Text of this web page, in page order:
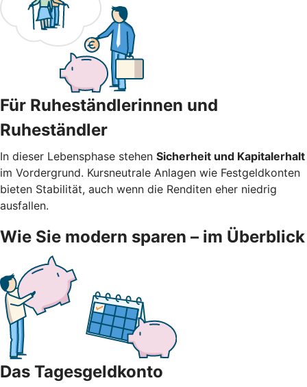
Für Ruheständlerinnen und
Ruheständler
In dieser Lebensphase stehen Sicherheit und Kapitalerhalt
im Vordergrund. Kursneutrale Anlagen wie Festgeldkonten
bieten Stabilität, auch wenn die Renditen eher niedrig
ausfallen.
Wie Sie modern sparen – im Überblick
Das Tagesgeldkonto